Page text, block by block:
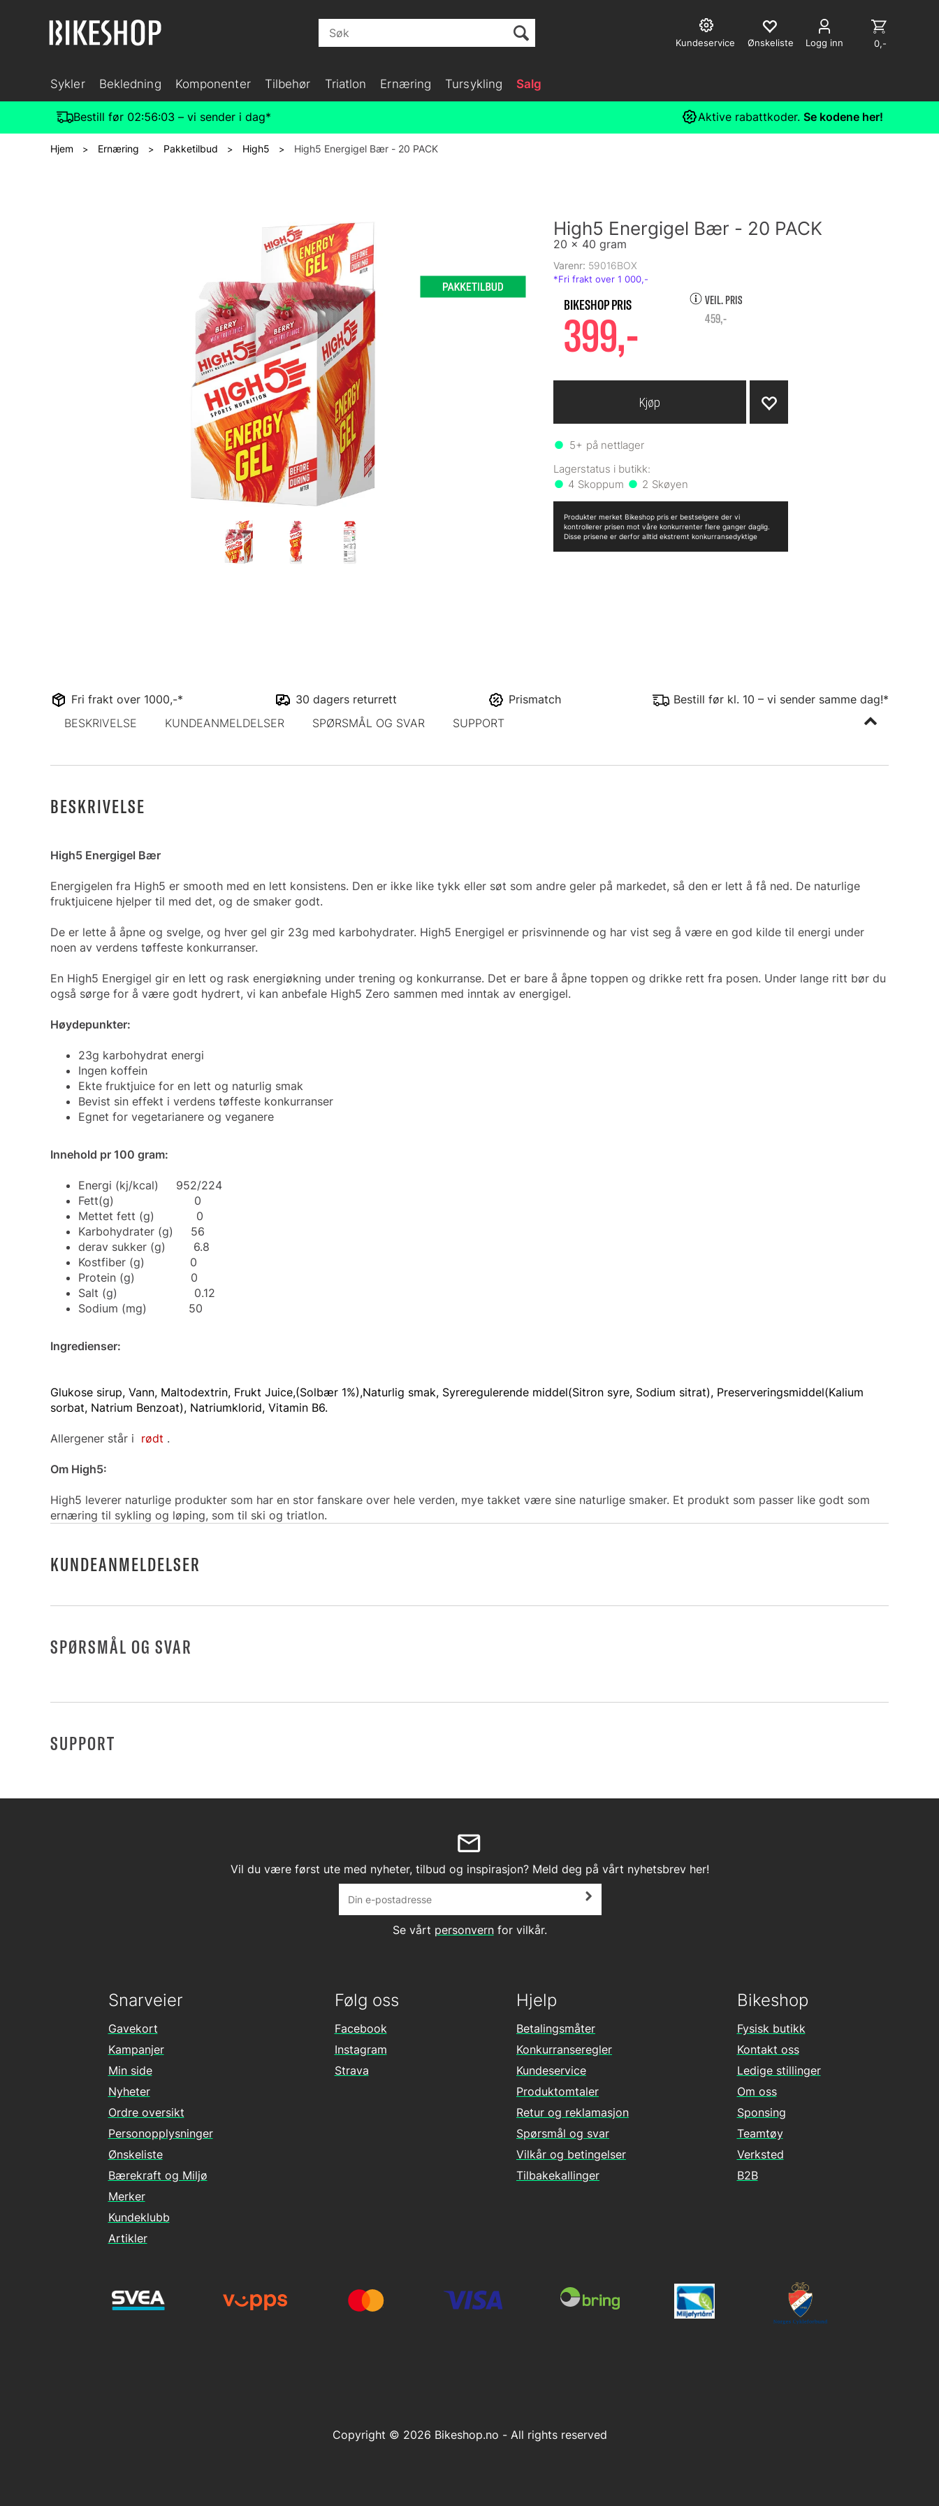
Logg inn
Kundeservice 0,-
Sykler Bekledning Komponenter Tilbehør Triatlon Ernæring Tursykling Salg
Bestill før 02:56:03 – vi sender i dag* Aktive rabattkoder. Se kodene her!
Hjem > Ernæring > Pakketilbud > High5 > High5 Energigel Bær - 20 PACK
High5 Energigel Bær - 20 PACK
20 x 40 gram
Varenr: 59016BOX
399,-
VEIL. PRIS
459,-
5+ på nettlager
4 2
Kjøp
Fri frakt over 1000,-* 30 dagers returrett Prismatch Bestill før kl. 10 – vi sender samme dag!*
Produkter merket Bikeshop pris er bestselgere der vi
kontrollerer prisen mot våre konkurrenter flere ganger daglig.
Disse prisene er derfor alltid ekstremt konkurransedyktige
BESKRIVELSE KUNDEANMELDELSER SPØRSMÅL OG SVAR SUPPORT
BESKRIVELSE
High5 Energigel Bær
Energigelen fra High5 er smooth med en lett konsistens. Den er ikke like tykk eller søt som andre geler på markedet, så den er lett å få ned. De naturlige
fruktjuicene hjelper til med det, og de smaker godt.
De er lette å åpne og svelge, og hver gel gir 23g med karbohydrater. High5 Energigel er prisvinnende og har vist seg å være en god kilde til energi under
noen av verdens tøffeste konkurranser.
En High5 Energigel gir en lett og rask energiøkning under trening og konkurranse. Det er bare å åpne toppen og drikke rett fra posen. Under lange ritt bør du
også sørge for å være godt hydrert, vi kan anbefale High5 Zero sammen med inntak av energigel.
Høydepunkter:
23g karbohydrat energi
Ingen koffein
Ekte fruktjuice for en lett og naturlig smak
Bevist sin effekt i verdens tøffeste konkurranser
Egnet for vegetarianere og veganere
Innehold pr 100 gram:
Energi (kj/kcal) 952/224
Fett(g) 0
Mettet fett (g) 0
Karbohydrater (g) 56
derav sukker (g) 6.8
Kostfiber (g) 0
Protein (g) 0
Salt (g) 0.12
Sodium (mg) 50
Ingredienser:
Glukose sirup, Vann, Maltodextrin, Frukt Juice,(Solbær 1%),Naturlig smak, Syreregulerende middel(Sitron syre, Sodium sitrat), Preserveringsmiddel(Kalium
sorbat, Natrium Benzoat), Natriumklorid, Vitamin B6.
Allergener står i rødt .
Om High5:
High5 leverer naturlige produkter som har en stor fanskare over hele verden, mye takket være sine naturlige smaker. Et produkt som passer like godt som
ernæring til sykling og løping, som til ski og triatlon.
KUNDEANMELDELSER
SPØRSMÅL OG SVAR
SUPPORT
Vil du være først ute med nyheter, tilbud og inspirasjon? Meld deg på vårt nyhetsbrev her!
Se vårt personvernfor vilkår.
Følg oss
Facebook
Instagram
Strava
Hjelp
Betalingsmåter
Konkurranseregler
Kundeservice
Produktomtaler
Retur og reklamasjon
Spørsmål og svar
Vilkår og betingelser
Tilbakekallinger
Snarveier
Gavekort
Kampanjer
Min side
Nyheter
Ordre oversikt
Personopplysninger
Ønskeliste
Bærekraft og Miljø
Merker
Kundeklubb
Artikler
Bikeshop
Fysisk butikk
Kontakt oss
Ledige stillinger
Om oss
Sponsing
Teamtøy
Verksted
B2B
Copyright © 2026 Bikeshop.no - All rights reserved